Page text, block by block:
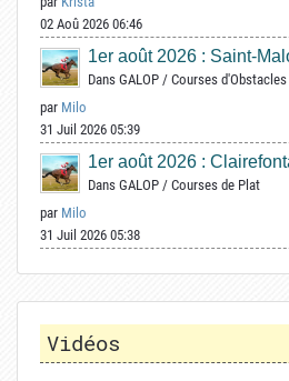
02 Aoû 2026 06:46
1er août 2026 : Saint-
Dans GALOP / Courses d'Obstacles
par Milo
31 Juil 2026 05:39
1er août 2026 :
Dans GALOP / Courses de Plat
par Milo
31 Juil 2026 05:38
Vidéos